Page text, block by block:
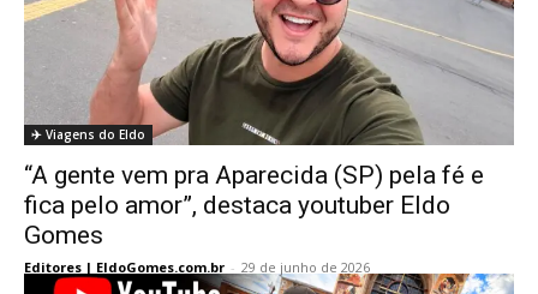
✈️ Viagens do Eldo
“A gente vem pra Aparecida (SP) pela fé e
fica pelo amor”, destaca youtuber Eldo
Gomes
Editores | EldoGomes.com.br - 29 de junho de 2026